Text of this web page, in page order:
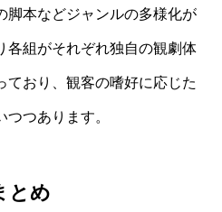
脚本などジャンルの多様化が
各組がそれぞれ独自の観劇体
ており、観客の嗜好に応じた
つあります。
とめ